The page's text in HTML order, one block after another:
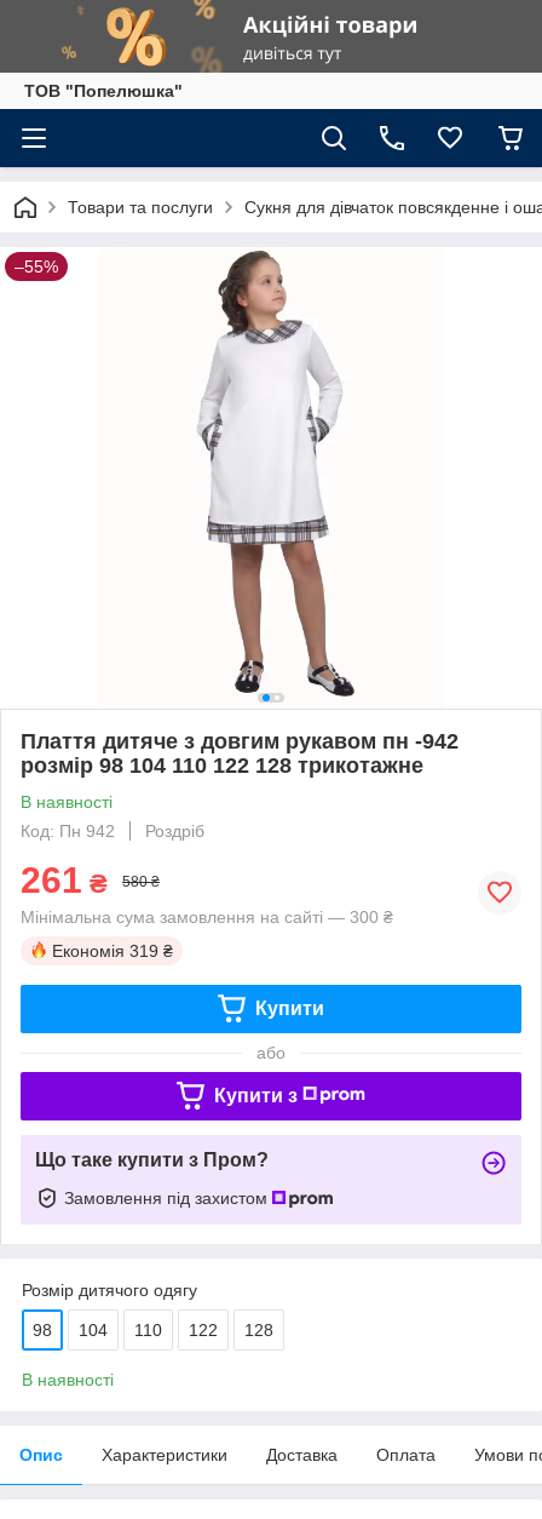
ТОВ "Попелюшка"
Товари та послуги Сукня для дівчаток повсякденне і
–55%
Плаття дитяче з довгим рукавом пн -942
розмір 98 104 110 122 128 трикотажне
В наявності
Код: Пн 942
Роздріб
261 ₴ 580 ₴
Мінімальна сума замовлення на сайті — 300 ₴
Економія 319 ₴
Купити
або
Купити з
Що таке купити з Пром?
Замовлення під захистом
Розмір дитячого одягу
98 104 110 122 128
В наявності
Опис Характеристики Доставка Оплата Умови